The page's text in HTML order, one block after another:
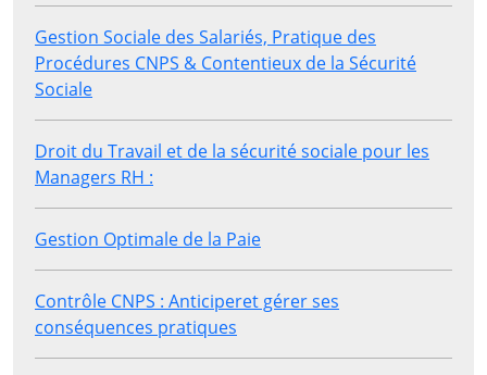
Gestion Sociale des Salariés, Pratique des
Procédures CNPS & Contentieux de la Sécurité
Sociale
Droit du Travail et de la sécurité sociale pour les
Managers RH :
Gestion Optimale de la Paie
Contrôle CNPS : Anticiperet gérer ses
conséquences pratiques